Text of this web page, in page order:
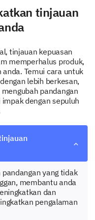
tinjauan
tinjauan kepuasan
memperhalus produk,
Temui cara untuk
lebih berkesan,
pandangan
dengan sepuluh
yang tidak
membantu anda
dan
pengalaman